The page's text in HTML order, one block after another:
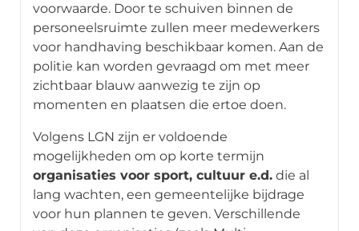
voorwaarde. Door te schuiven binnen de
personeelsruimte zullen meer medewerkers
voor handhaving beschikbaar komen. Aan de
politie kan worden gevraagd om met meer
zichtbaar blauw aanwezig te zijn op
momenten en plaatsen die ertoe doen.
Volgens LGN zijn er voldoende
mogelijkheden om op korte termijn
organisaties voor sport, cultuur e.d. die al
lang wachten, een gemeentelijke bijdrage
voor hun plannen te geven. Verschillende